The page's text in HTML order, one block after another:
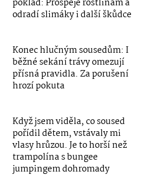
poklad: Prospěje rostlinám a
odradí slimáky i další škůdce
Konec hlučným sousedům: I
běžné sekání trávy omezují
přísná pravidla. Za porušení
hrozí pokuta
Když jsem viděla, co soused
pořídil dětem, vstávaly mi
vlasy hrůzou. Je to horší než
trampolína s bungee
jumpingem dohromady